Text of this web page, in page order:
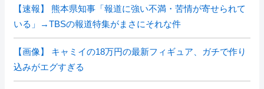
【速報】 熊本県知事「報道に強い不満・苦情が寄せられて
いる」→TBSの報道特集がまさにそれな件
【画像】 キャミイの18万円の最新フィギュア、ガチで作り
込みがエグすぎる